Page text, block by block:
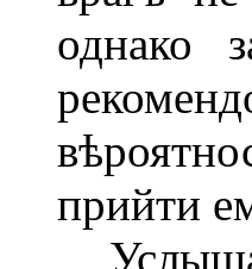
однако
прийти